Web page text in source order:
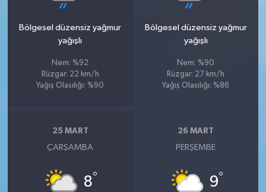
Bölgesel düzensiz yağmur
yağışlı
Nem: %92
Rüzgar: 22 km/h
Yağış Olasılığı: %90
Bölgesel düzensiz yağmur
yağışlı
Nem: %90
Rüzgar: 27 km/h
Yağış Olasılığı: %86
25 MART
ÇARŞAMBA
8°
26 MART
PERŞEMBE
9°